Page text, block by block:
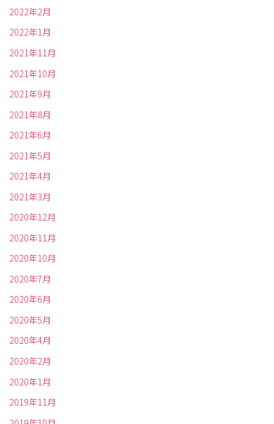
2022年2月
2022年1月
2021年11月
2021年10月
2021年9月
2021年8月
2021年6月
2021年5月
2021年4月
2021年3月
2020年12月
2020年11月
2020年10月
2020年7月
2020年6月
2020年5月
2020年4月
2020年2月
2020年1月
2019年11月